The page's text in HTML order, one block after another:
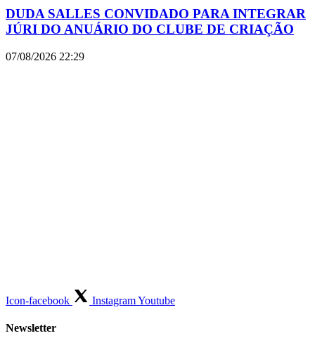
DUDA SALLES CONVIDADO PARA INTEGRAR
JÚRI DO ANUÁRIO DO CLUBE DE CRIAÇÃO
07/08/2026 22:29
Icon-facebook InstagramYoutube
Newsletter